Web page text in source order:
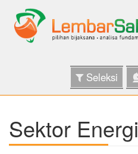
Seleksi
Sektor Energi